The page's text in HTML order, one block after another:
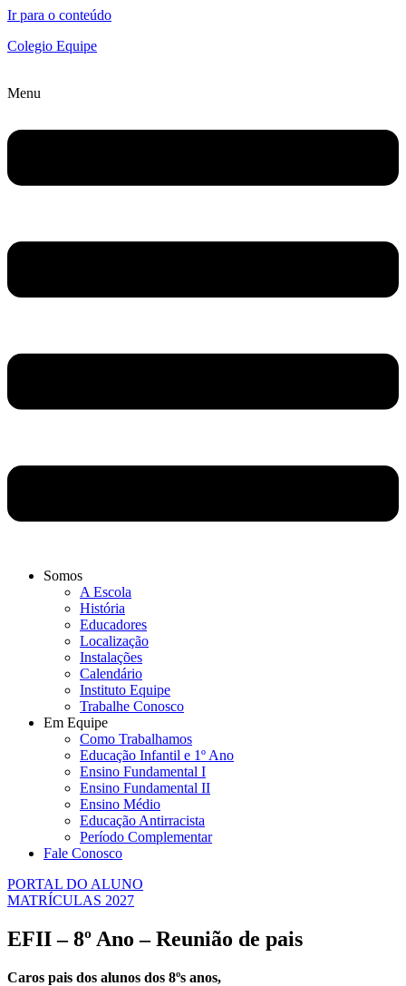
Ir para o conteúdo
Colegio Equipe
Menu
Somos
A Escola
História
Educadores
Localização
Instalações
Calendário
Instituto Equipe
Trabalhe Conosco
Em Equipe
Como Trabalhamos
Educação Infantil e 1º Ano
Ensino Fundamental I
Ensino Fundamental II
Ensino Médio
Educação Antirracista
Período Complementar
Fale Conosco
PORTAL DO ALUNO
MATRÍCULAS 2027
EFII – 8º Ano – Reunião de pais
Caros pais dos alunos dos 8ºs anos,